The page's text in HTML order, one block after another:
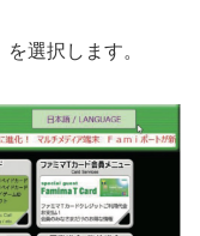
を選択します。